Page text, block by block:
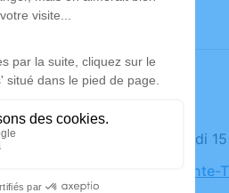
Le mercredi
Eglise